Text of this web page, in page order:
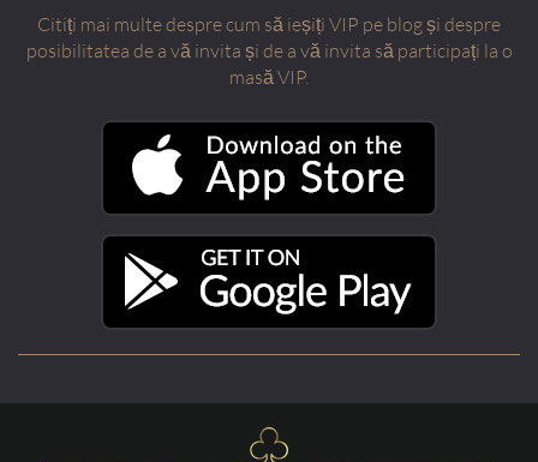
Citiți mai multe despre cum să ieșiți VIP pe blog și despre
posibilitatea de a vă invita și de a vă invita să participați la o
masă VIP.